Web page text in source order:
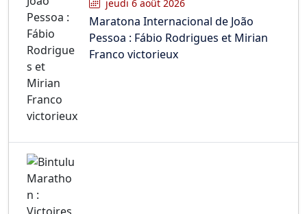
jeudi 6 août 2026
Maratona Internacional de João
Pessoa : Fábio Rodrigues et Mirian
Franco victorieux